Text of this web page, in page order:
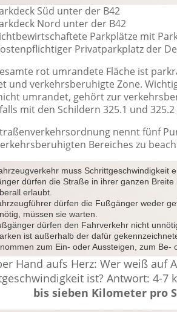
Süd unter der B42
Nord unter der B42
Parkplätze mit
Privatparkplatz der
rot umrandete Fläche ist
und verkehrsberuhigte Zone.
umrandet, gehört zur
mit den Schildern 325.1 und
nennt fünf
Bereiches zu
muss Schrittgeschwindigkeit
dürfen die Straße in ihrer ganzen Breite
erlaubt.
dürfen die Fußgänger weder
müssen sie warten.
dürfen den Fahrverkehr nicht
ist außerhalb der dafür
zum Ein- oder Aussteigen, zum Be-
Hand aufs Herz: Wer weiß auf
ist? Antwort: 4-7
bis sieben Kilometer pro